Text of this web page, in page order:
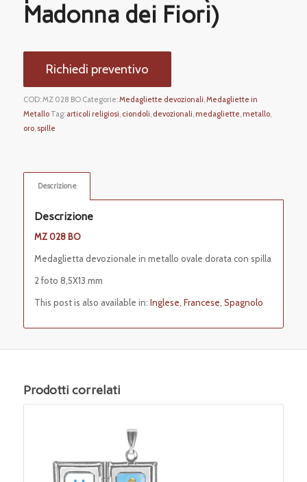
Madonna dei Fiori)
Richiedi preventivo
COD:MZ 028 BO Categorie:Medagliette devozionali Medagliette in
Metallo Tag: articoli religiosi ciondoli devozionali medagliette metallo,
oro, spille
Descrizione
Descrizione
MZ 028 BO
Medaglietta devozionale in metallo ovale dorata con spilla
2 foto 8,5X13 mm
This post is also available in: Inglese Francese Spagnolo
Prodotti correlati